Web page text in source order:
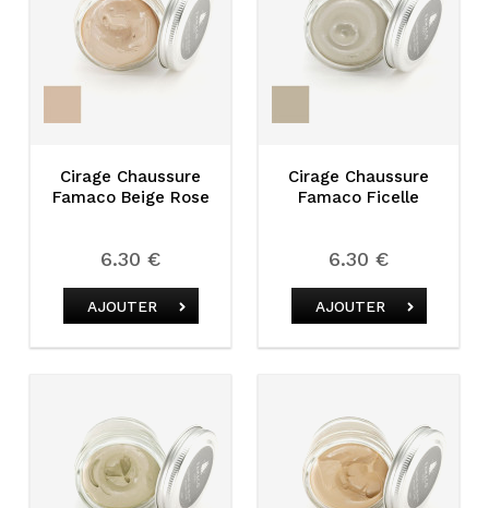
Cirage Chaussure
Famaco Beige Rose
6.30 €
AJOUTER
Cirage Chaussure
Famaco Ficelle
6.30 €
AJOUTER